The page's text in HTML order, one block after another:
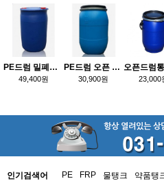
PE드럼 밀폐드럼 120(100)L 발효통 드럼통 약품통 약품용기 화학통 화학용기
49,400원
PE드럼 오픈 60L 발효통 드럼통 난타통 약품통 약품용기 화학통 화학용기
30,900원 23,000
인기검색어 PE FRP 물탱크 약품탱